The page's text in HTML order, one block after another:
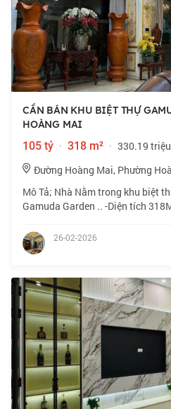
CẦN BÁN KHU BIỆT THỰ
HOÀNG MAI
105 tỷ · 318 m² · 330.19
Đường Hoàng Mai, Phường
Mô Tả; Nhà Nằm trong khu biệt
Gamuda Garden .. -Diện tích
vườn + Bể cá vo + phòng khách
26-02-2026